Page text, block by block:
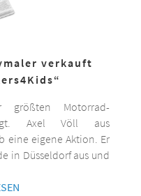
verkauft
größten Motorrad-
Axel Völl aus
eine eigene Aktion. Er
in Düsseldorf aus und